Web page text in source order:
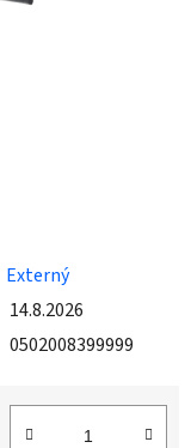
Externý
14.8.2026
0502008399999